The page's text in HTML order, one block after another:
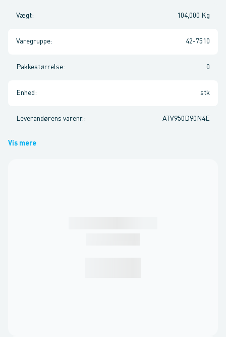
Vægt: 104,000 Kg
Varegruppe: 42-7510
Pakkestørrelse: 0
Enhed : stk
Leverandørens varenr. : ATV950D90N4E
Vis mere